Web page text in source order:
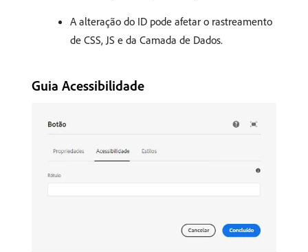
A alteração do ID pode afetar o rastreamento
de CSS, JS e da Camada de Dados.
Guia Acessibilidade